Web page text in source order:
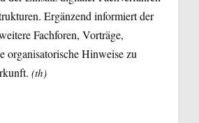
Ergänzend informiert der
Fachforen, Vorträge,
organisatorische Hinweise zu
(th)